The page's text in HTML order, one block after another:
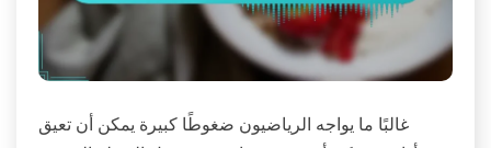
غالبًا ما يواجه الرياضيون ضغوطًا كبيرة يمكن أن تعيق